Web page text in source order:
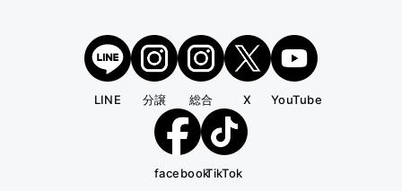
LINE 分譲 総合 X YouTube
facebookTikTok